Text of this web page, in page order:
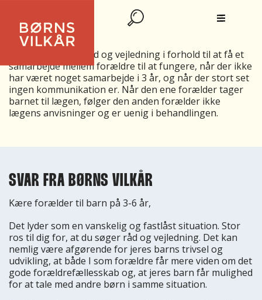
KONFLIKTHÅNDTERING.
Hvor kan man få råd og vejledning i forhold til at få et
samarbejde mellem forældre til at fungere, når der ikke
har været noget samarbejde i 3 år, og når der stort set
ingen kommunikation er. Når den ene forælder tager
barnet til lægen, følger den anden forælder ikke
lægens anvisninger og er uenig i behandlingen.
SVAR FRA BØRNS VILKÅR
Kære forælder til barn på 3-6 år,
Det lyder som en vanskelig og fastlåst situation. Stor
ros til dig for, at du søger råd og vejledning. Det kan
nemlig være afgørende for jeres barns trivsel og
udvikling, at både I som forældre får mere viden om det
gode forældrefællesskab og, at jeres barn får mulighed
for at tale med andre børn i samme situation.